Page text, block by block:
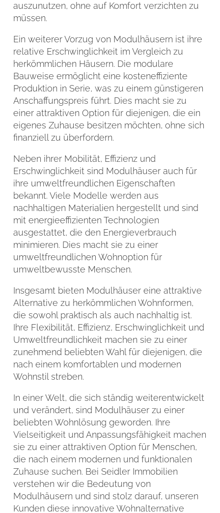
auszunutzen, ohne auf Komfort verzichten zu
müssen.
Ein weiterer Vorzug von Modulhäusern ist ihre
relative Erschwinglichkeit im Vergleich zu
herkömmlichen Häusern. Die modulare
Bauweise ermöglicht eine kosteneffiziente
Produktion in Serie, was zu einem günstigeren
Anschaffungspreis führt. Dies macht sie zu
einer attraktiven Option für diejenigen, die ein
eigenes Zuhause besitzen möchten, ohne sich
finanziell zu überfordern.
Neben ihrer Mobilität, Effizienz und
Erschwinglichkeit sind Modulhäuser auch für
ihre umweltfreundlichen Eigenschaften
bekannt. Viele Modelle werden aus
nachhaltigen Materialien hergestellt und sind
mit energieeffizienten Technologien
ausgestattet, die den Energieverbrauch
minimieren. Dies macht sie zu einer
umweltfreundlichen Wohnoption für
umweltbewusste Menschen.
Insgesamt bieten Modulhäuser eine attraktive
Alternative zu herkömmlichen Wohnformen,
die sowohl praktisch als auch nachhaltig ist.
Ihre Flexibilität, Effizienz, Erschwinglichkeit und
Umweltfreundlichkeit machen sie zu einer
zunehmend beliebten Wahl für diejenigen, die
nach einem komfortablen und modernen
Wohnstil streben.
In einer Welt, die sich ständig weiterentwickelt
und verändert, sind Modulhäuser zu einer
beliebten Wohnlösung geworden. Ihre
Vielseitigkeit und Anpassungsfähigkeit machen
sie zu einer attraktiven Option für Menschen,
die nach einem modernen und funktionalen
Zuhause suchen. Bei Seidler Immobilien
verstehen wir die Bedeutung von
Modulhäusern und sind stolz darauf, unseren
Kunden diese innovative Wohnalternative